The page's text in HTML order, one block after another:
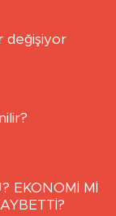
değişiyor
EKONOMİ Mİ